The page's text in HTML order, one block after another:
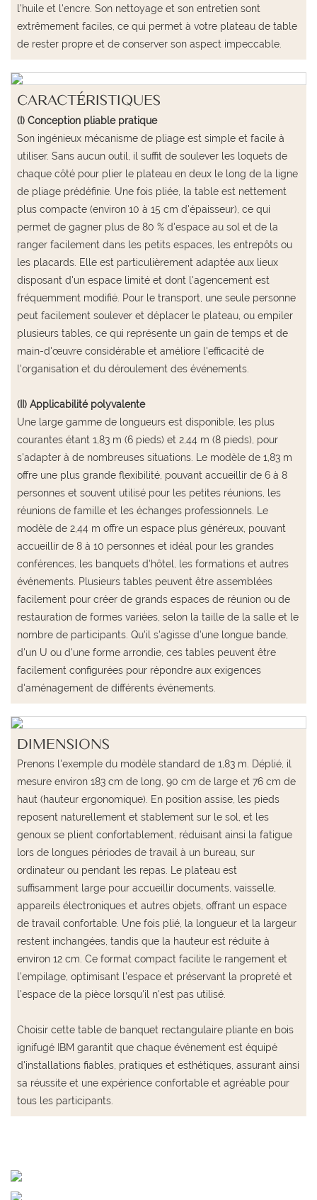
l'huile et l'encre. Son nettoyage et son entretien sont
extrêmement faciles, ce qui permet à votre plateau de table
de rester propre et de conserver son aspect impeccable.
CARACTÉRISTIQUES
(I) Conception pliable pratique
Son ingénieux mécanisme de pliage est simple et facile à
utiliser. Sans aucun outil, il suffit de soulever les loquets de
chaque côté pour plier le plateau en deux le long de la ligne
de pliage prédéfinie. Une fois pliée, la table est nettement
plus compacte (environ 10 à 15 cm d'épaisseur), ce qui
permet de gagner plus de 80 % d'espace au sol et de la
ranger facilement dans les petits espaces, les entrepôts ou
les placards. Elle est particulièrement adaptée aux lieux
disposant d'un espace limité et dont l'agencement est
fréquemment modifié. Pour le transport, une seule personne
peut facilement soulever et déplacer le plateau, ou empiler
plusieurs tables, ce qui représente un gain de temps et de
main-d'œuvre considérable et améliore l'efficacité de
l'organisation et du déroulement des événements.
(II) Applicabilité polyvalente
Une large gamme de longueurs est disponible, les plus
courantes étant 1,83 m (6 pieds) et 2,44 m (8 pieds), pour
s'adapter à de nombreuses situations. Le modèle de 1,83 m
offre une plus grande flexibilité, pouvant accueillir de 6 à 8
personnes et souvent utilisé pour les petites réunions, les
réunions de famille et les échanges professionnels. Le
modèle de 2,44 m offre un espace plus généreux, pouvant
accueillir de 8 à 10 personnes et idéal pour les grandes
conférences, les banquets d'hôtel, les formations et autres
événements. Plusieurs tables peuvent être assemblées
facilement pour créer de grands espaces de réunion ou de
restauration de formes variées, selon la taille de la salle et le
nombre de participants. Qu'il s'agisse d'une longue bande,
d'un U ou d'une forme arrondie, ces tables peuvent être
facilement configurées pour répondre aux exigences
d'aménagement de différents événements.
DIMENSIONS
Prenons l'exemple du modèle standard de 1,83 m. Déplié, il
mesure environ 183 cm de long, 90 cm de large et 76 cm de
haut (hauteur ergonomique). En position assise, les pieds
reposent naturellement et stablement sur le sol, et les
genoux se plient confortablement, réduisant ainsi la fatigue
lors de longues périodes de travail à un bureau, sur
ordinateur ou pendant les repas. Le plateau est
suffisamment large pour accueillir documents, vaisselle,
appareils électroniques et autres objets, offrant un espace
de travail confortable. Une fois plié, la longueur et la largeur
restent inchangées, tandis que la hauteur est réduite à
environ 12 cm. Ce format compact facilite le rangement et
l'empilage, optimisant l'espace et préservant la propreté et
l'espace de la pièce lorsqu'il n'est pas utilisé.
Choisir cette table de banquet rectangulaire pliante en bois
ignifugé IBM garantit que chaque événement est équipé
d'installations fiables, pratiques et esthétiques, assurant ainsi
sa réussite et une expérience confortable et agréable pour
tous les participants.